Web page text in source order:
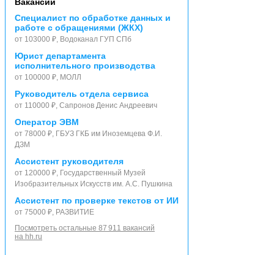
Специалист по обработке данных и
работе с обращениями (ЖКХ)
от 103000 ₽, Водоканал ГУП СПб
Юрист департамента
исполнительного производства
от 100000 ₽, МОЛЛ
Руководитель отдела сервиса
от 110000 ₽, Сапронов Денис Андреевич
Оператор ЭВМ
от 78000 ₽, ГБУЗ ГКБ им Иноземцева Ф.И.
ДЗМ
Ассистент руководителя
от 120000 ₽, Государственный Музей
Изобразительных Искусств им. А.С. Пушкина
Ассистент по проверке текстов от ИИ
от 75000 ₽, РАЗВИТИЕ
Посмотреть остальные 87 911 вакансий
на hh.ru